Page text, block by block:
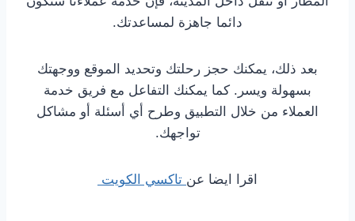
دائما جاهزة لمساعدتك.
بعد ذلك، يمكنك حجز رحلتك وتحديد الموقع ووجهتك
بسهولة ويسر. كما يمكنك التفاعل مع فريق خدمة
العملاء من خلال التطبيق وطرح أي أسئلة أو مشاكل
تواجهك.
اقرا ايضا عن تاكسي الكويت